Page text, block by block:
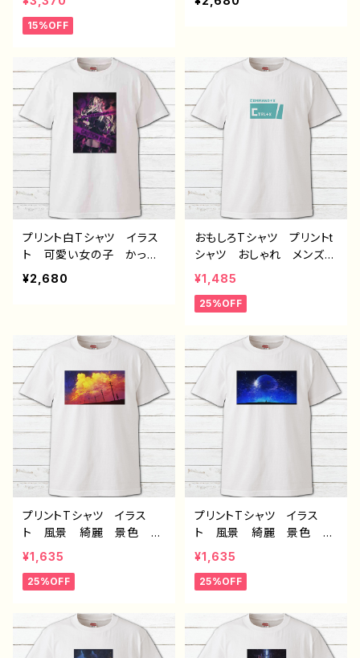
スト ぶた 動物 イラス
トレーター 絵師 クリエ
イン コラボ ネタTシャ
ツ オリジナル デザイ
ン グッズ タイトル：ぶた
TシャツB 作：Hanami B
-2
15%OFF
モい 病みかわいい メン
髪 白髪 銀髪 タイトス
カート 生足 ネコミミ
風 猫耳風 メンズ レデ
ィース おしゃれ 個性
的 おすすめ 人気 イラ
ストレーター 絵師 クリ
エイター 白 半袖シャ
ツ デザイン コラボ オ
リジナル デザイン グッ
ズ タイトル：黒野京デザイ
ン35 作：黒野京
プリント白Tシャツ イラス
ト 可愛い女の子 かっこ
いい女子 おしゃれ服 エ
モい 病みかわいい メン
髪 白髪 銀髪 タイトス
カート 生足 絶対領域
ネコミミ風 猫耳風 メン
ズ レディース おしゃ
れ 個性的 おすすめ 人
気 イラストレーター 絵
師 クリエイター 白 半
袖シャツ デザイン コラ
ボ オリジナル デザイ
ン グッズ タイトル：黒野
京デザイン36 作：黒野京
¥2,680
おもしろTシャツ プリントt
シャツ おしゃれ メンズ
レディース 面白Tシャツ
イラスト 個性的 おすす
め 面白い ユニーク 人
師 クリエイター オリジ
ナル デザイン グッズ
白 半袖シャツ デザイ
ン コラボ ネタTシャツ
ノンブランド タイトル：デザ
インTシャツ №630 H-7
¥1,485
25%OFF
プリントTシャツ イラス
ト 風景 綺麗 景色 美
しい エモい かっこい
い メンズ レディース
おしゃれ 個性的 おすす
ー 絵師 クリエイター
白 半袖シャツ デザイ
ン コラボ オリジナル
¥1,635
25%OFF
プリントTシャツ イラス
ト 風景 綺麗 景色 美
しい エモい かっこい
い メンズ レディース
おしゃれ 個性的 おすす
ー 絵師 クリエイター
白 半袖シャツ デザイ
ン コラボ オリジナル
¥1,635
25%OFF